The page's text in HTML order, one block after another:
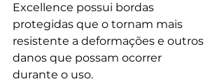
Excellence possui bordas
protegidas que o tornam mais
resistente a deformações e outros
danos que possam ocorrer
durante o uso.